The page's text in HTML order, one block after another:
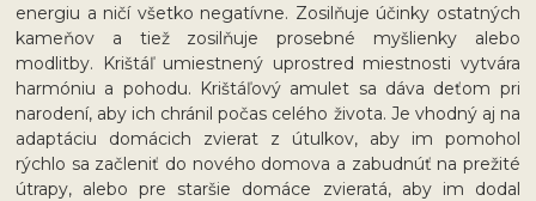
energiu a ničí všetko negatívne. Zosilňuje účinky ostatných
kameňov a tiež zosilňuje prosebné myšlienky alebo
modlitby. Krištáľ umiestnený uprostred miestnosti vytvára
harmóniu a pohodu. Krištáľový amulet sa dáva deťom pri
narodení, aby ich chránil počas celého života. Je vhodný aj na
adaptáciu domácich zvierat z útulkov, aby im pomohol
rýchlo sa začleniť do nového domova a zabudnúť na prežité
útrapy, alebo pre staršie domáce zvieratá, aby im dodal